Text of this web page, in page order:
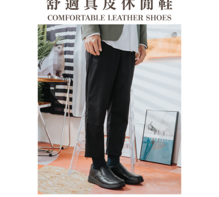
權轉讓予恩沛科技股份有限公司。
https://aftee.tw/terms/#terms3
３．未成年的使用者請事先徵得法定代理人或監護人之同意方可使用
「AFTEE先享後付」，若未經同意申辦者引起之損失，本公司不負相關責
４．使用「AFTEE先享後付」時，將依據個別帳號之用戶狀況，依本公司即
時審查核予不同之上限額度；若仍有額度不足之情形，本公司將視審查結果
請求用戶進行身份認證。
５．嚴禁一人註冊多個帳號或使用他人資訊註冊。若發現惡意使用之情形，
恩沛科技股份有限公司將有權停止該用戶之使用額度並採取法律行動。
郵局(離島專用)
每筆NT$125，滿NT$1,380(含以上)免運費
海外宅配（貨到付運費）